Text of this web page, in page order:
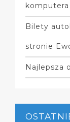
Bilety
stronie
Najlepsza